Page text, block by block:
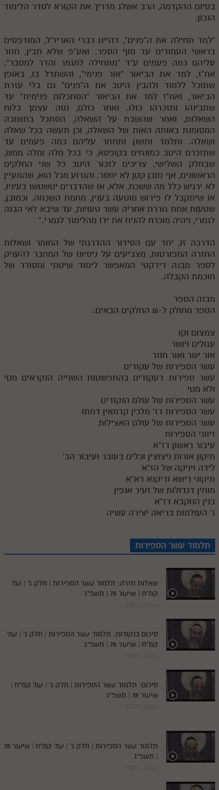
בסיום ההקדמה, הרב אשלג מדריך את הקורא לסדר הלימוד
הנכון:
"למד תחילה את ה"פנים", דהיינו דברי האריז"ל, המודפסים
בראשי העמודים עד סוף הספר. ואע"פ שלא תבין, חזור
עליהם כמה פעמים ע"ד "מתחילה למגמר והדר למסבר".
אח"ז, למד את הביאור "אור פנימי", והשתדל בו, באופן
שתוכל ללמוד ולהבין היטב את ה"פנים" גם בלי עזרת
הביאור, ואח"ז למד את הביאור "הסתכלות פנימית" עד
שתבינהו ותזכרהו כולו. ואחר כולם, נסה עצמך בלוח
השאלות, ואחר שהשבת על השאלה, הסתכל בתשובה
המסומנת באותה האות של השאלה, וכן תעשה בכל שאלה
ושאלה. ותלמד ותשנן ותחזור עליהם כמה פעמים עד
שתזכרם היטב כמונחים בקופסא, כי בכל מלה ומלה ממש,
שבחלק השלישי, צריכים לזכור היטב כל שני החלקים
הראשונים, אף מובן קטן לא יחסר. והגרוע מכל הוא, שהמעיין
לא ירגיש כלל מה ששכח, אלא, או שהדברים יטשטשו בעיניו,
או שיתקבל לו פירוש מוטעה בענין, מחמת השכחה. וכמובן,
שטעות אחת גוררת אחריה עשר טעויות, עד שיבא לאי הבנה
לגמרי, ויהיה מוכרח להניח את ידו מהלימוד לגמרי."
הדרכה זו, יחד עם הסידור ההדרגתי של החומר ושאלות
החזרה המפורטות, מצביעים על ניסיונו של המחבר להעניק
לספר מבנה דידקטי המאפשר לימוד שיטתי ומסודר של
חוכמת הקבלה.
מבנה הספר
הספר מחולק ל-16 החלקים הבאים:
צמצום וקו
עגולים ויושר
אור ישר ואור חוזר
עשר הספירות של עקודים
עשר ספירות דעקודים בהתפשטות השנייה הנקראים מטי
ולא מטי
עשר הספירות של עולם הנקודים
עשר הספירות דז' מלכין קדמאין דמתו
עשר הספירות של עולם האצילות
זיווגי הספירות
עיבור ראשון דז"א
תיקון אורות ניצוצין וכלים בעובר ועיבור הב'
לידה ויניקה של הז"א
תיקוני רישא ודיקנא דא"א
מוחין דגדולות של זעיר אנפין
בנין הנוקבא דז"א
ג' העולמות בריאה יצירה עשיה
תלמוד עשר הספירות
שאלות חזרה: תלמוד עשר הספירות | חלק ג' | עמ'
קמ"ח | שיעור 78 | תשפ"ג
סיכום בנקודות: תלמוד עשר הספירות | חלק ג' | עמ'
קמ"ח | שיעור 78 | תשפ"ג
סיכום: תלמוד עשר הספירות | חלק ג' | עמ' קמ"ח |
שיעור 78 | תשפ"ג
תלמוד עשר הספירות | חלק ג' | עמ' קמ"ח | שיעור 78
| תשפ"ג